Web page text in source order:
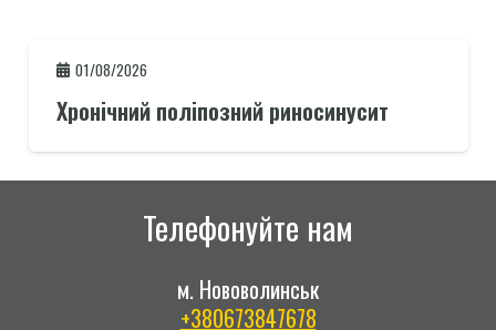
01/08/2026
Хронічний поліпозний риносинусит
Телефонуйте нам
м. Нововолинськ
+380673847678